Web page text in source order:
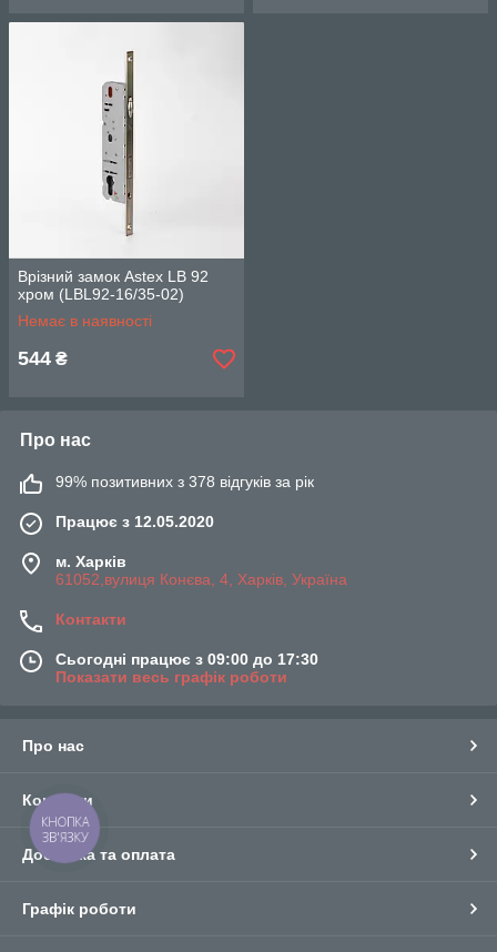
Врізний замок Astex LB 92
хром (LBL92-16/35-02)
Немає в наявності
544 ₴
Про нас
99% позитивних з 378 відгуків за рік
Працює з 12.05.2020
м. Харків
61052,вулиця Конєва, 4, Харків, Україна
Контакти
Сьогодні працює з 09:00 до 17:30
Показати весь графік роботи
Про нас
Контакти
Доставка та оплата
Графік роботи
КНОПКА
ЗВ'ЯЗКУ